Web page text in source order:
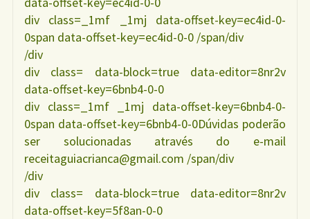
div class=_1mf _1mj data-offset-key=ec4id-0-
0span data-offset-key=ec4id-0-0 /span/div
/div
div class= data-block=true data-editor=8nr2v
data-offset-key=6bnb4-0-0
div class=_1mf _1mj data-offset-key=6bnb4-0-
0span data-offset-key=6bnb4-0-0Dúvidas poderão
ser solucionadas através do e-mail
receitaguiacrianca@gmail.com /span/div
/div
div class= data-block=true data-editor=8nr2v
data-offset-key=5f8an-0-0